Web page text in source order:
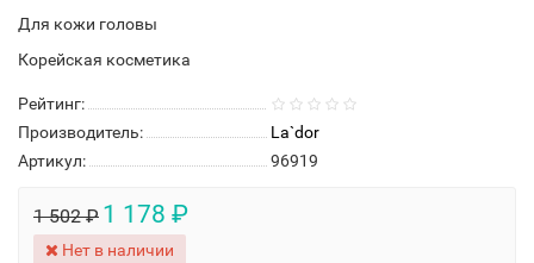
Для кожи головы
Корейская косметика
Рейтинг:
Производитель:
La`dor
Артикул:
96919
1 502 ₽ 1 178 ₽
Нет в наличии